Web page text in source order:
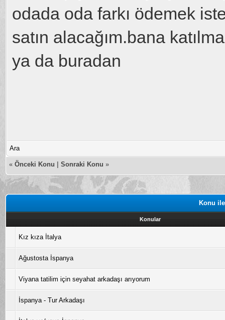
odada oda farkı ödemek
satın alacağım.bana
ya da buradan
Ara
« Önceki Konu Sonraki Konu »
Konu
Konular
Kız kıza İtalya
Ağustosta İspanya
Viyana tatilim için seyahat arkadaşı arıyorum
İspanya - Tur Arkadaşı